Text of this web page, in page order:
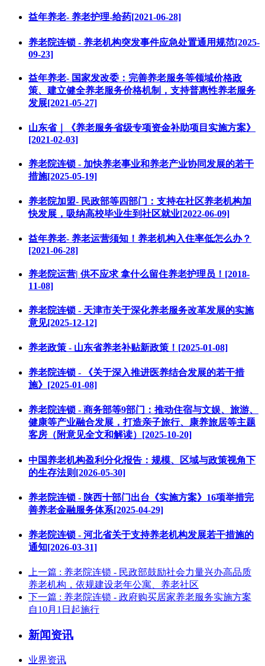
益年养老- 养老护理-给药[2021-06-28]
养老院连锁 - 养老机构突发事件应急处置通用规范[2025-
09-23]
益年养老- 国家发改委：完善养老服务等领域价格政
策、建立健全养老服务价格机制，支持普惠性养老服务
发展[2021-05-27]
山东省｜《养老服务省级专项资金补助项目实施方案》
[2021-02-03]
养老院连锁 - 加快养老事业和养老产业协同发展的若干
措施[2025-05-19]
养老院加盟- 民政部等四部门：支持在社区养老机构加
快发展，吸纳高校毕业生到社区就业[2022-06-09]
益年养老- 养老运营须知！养老机构入住率低怎么办？
[2021-06-28]
养老院运营| 供不应求 拿什么留住养老护理员！[2018-
11-08]
养老院连锁 - 天津市关于深化养老服务改革发展的实施
意见[2025-12-12]
养老政策 - 山东省养老补贴新政策！[2025-01-08]
养老院连锁 - 《关于深入推进医养结合发展的若干措
施》[2025-01-08]
养老院连锁 - 商务部等9部门：推动住宿与文娱、旅游、
健康等产业融合发展，打造亲子旅行、康养旅居等主题
客房（附意见全文和解读）[2025-10-20]
中国养老机构盈利分化报告：规模、区域与政策视角下
的生存法则[2026-05-30]
养老院连锁 - 陕西十部门出台《实施方案》16项举措完
善养老金融服务体系[2025-04-29]
养老院连锁 - 河北省关于支持养老机构发展若干措施的
通知[2026-03-31]
上一篇 : 养老院连锁 - 民政部鼓励社会力量兴办高品质
养老机构，依规建设老年公寓、养老社区
下一篇 : 养老院连锁 - 政府购买居家养老服务实施方案
自10月1日起施行
新闻资讯
业界资讯